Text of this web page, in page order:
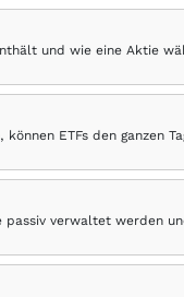
und wie eine Aktie
ETFs den ganzen
verwaltet werden